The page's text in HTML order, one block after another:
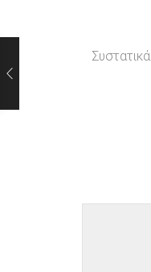
Συστατικά